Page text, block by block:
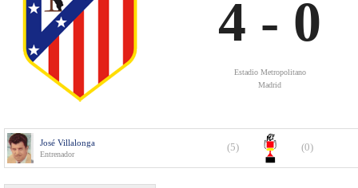
4 - 0
Estadio Metropolitano
Madrid
José Villalonga
Entrenador
(5) (0)